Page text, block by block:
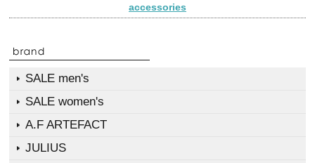
accessories
SALE men's
SALE women's
A.F ARTEFACT
JULIUS